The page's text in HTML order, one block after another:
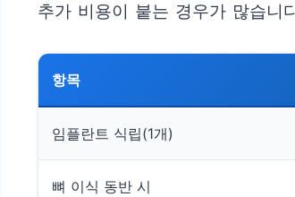
추가 비용이 붙는 경우가 많습니
항목
임플란트 식립(1개)
뼈 이식 동반 시